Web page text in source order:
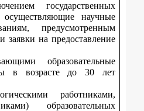
государственных
научные
предусмотренным
на предоставление
образовательные
в возрасте до 30 лет
работниками,
образовательных